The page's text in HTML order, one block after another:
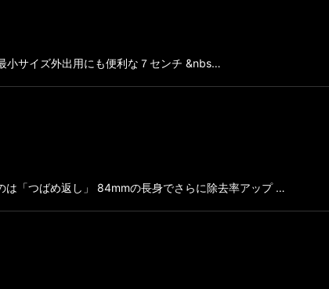
サイズ外出用にも便利な７センチ &nbs…
「つばめ返し」 84mmの長身でさらに除去率アップ …